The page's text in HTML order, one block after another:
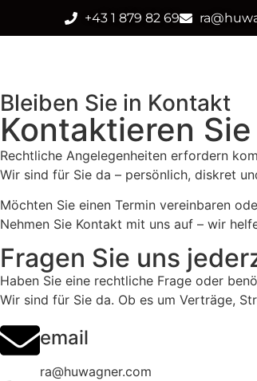
+43 1 879 82 69
Bleiben Sie in Kontakt
Kontaktieren
Rechtliche Angelegenheiten erfordern
Wir sind für Sie da – persönlich, diskret
Möchten Sie einen Termin vereinbaren
Nehmen Sie Kontakt mit uns auf – wir
Fragen Sie uns
Haben Sie eine rechtliche Frage oder
Wir sind für Sie da. Ob es um Verträge,
email
ra@huwagner.com